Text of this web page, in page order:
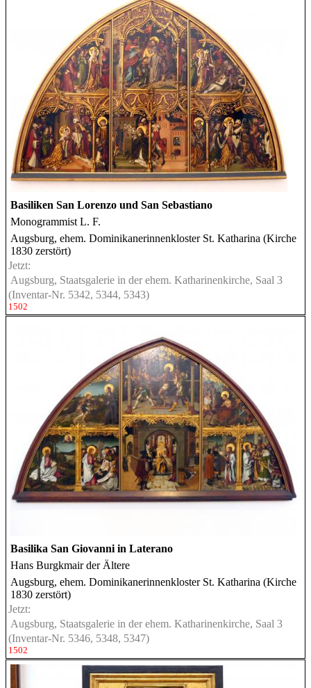
Basiliken San Lorenzo und San Sebastiano
Monogrammist L. F.
Augsburg, ehem. Dominikanerinnenkloster St. Katharina (Kirche
1830 zerstört)
Jetzt:
Augsburg, Staatsgalerie in der ehem. Katharinenkirche, Saal 3
(Inventar-Nr. 5342, 5344, 5343)
1502
Basilika San Giovanni in Laterano
Hans Burgkmair der Ältere
Augsburg, ehem. Dominikanerinnenkloster St. Katharina (Kirche
1830 zerstört)
Jetzt:
Augsburg, Staatsgalerie in der ehem. Katharinenkirche, Saal 3
(Inventar-Nr. 5346, 5348, 5347)
1502